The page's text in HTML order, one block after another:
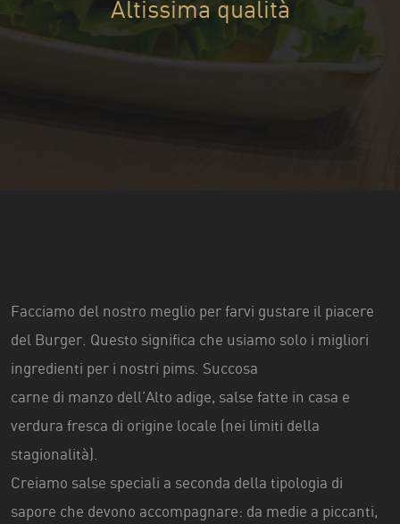
Altissima qualità
Facciamo del nostro meglio per farvi gustare il piacere
del Burger. Questo significa che usiamo solo i migliori
ingredienti per i nostri pims. Succosa
carne di manzo dell’Alto adige, salse fatte in casa e
verdura fresca di origine locale (nei limiti della
stagionalità).
Creiamo salse speciali a seconda della tipologia di
sapore che devono accompagnare: da medie a piccanti,